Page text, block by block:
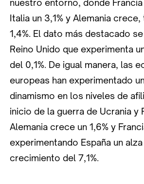
nuestro entorno, donde
Italia un 3,1% y Alemania
1,4%. El dato más destacado
Reino Unido que experimenta
del 0,1%. De igual manera, las
europeas han experimentado
dinamismo en los niveles de
inicio de la guerra de Ucrania y
Alemania crece un 1,6% y
experimentando España un
crecimiento del 7,1%.